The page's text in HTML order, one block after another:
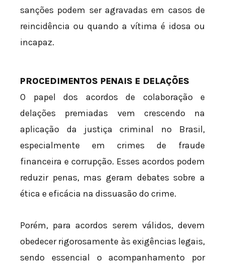
sanções podem ser agravadas em casos de
reincidência ou quando a vítima é idosa ou
incapaz.
PROCEDIMENTOS PENAIS E DELAÇÕES
O papel dos acordos de colaboração e
delações premiadas vem crescendo na
aplicação da justiça criminal no Brasil,
especialmente em crimes de fraude
financeira e corrupção. Esses acordos podem
reduzir penas, mas geram debates sobre a
ética e eficácia na dissuasão do crime.
Porém, para acordos serem válidos, devem
obedecer rigorosamente às exigências legais,
sendo essencial o acompanhamento por